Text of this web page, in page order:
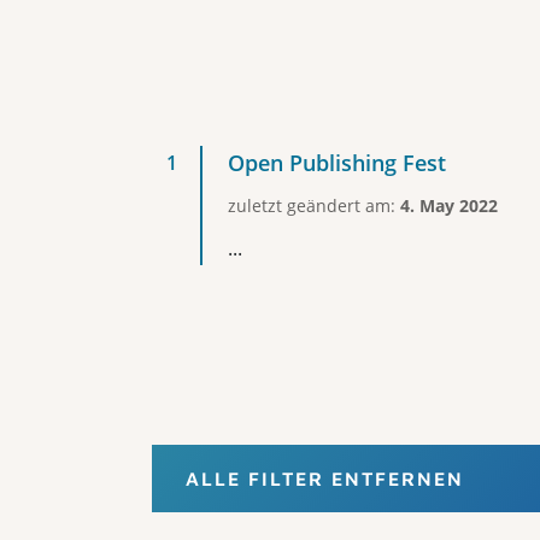
Open Publishing Fest
zuletzt geändert am: 4. May 2022
...
ALLE FILTER ENTFERNEN